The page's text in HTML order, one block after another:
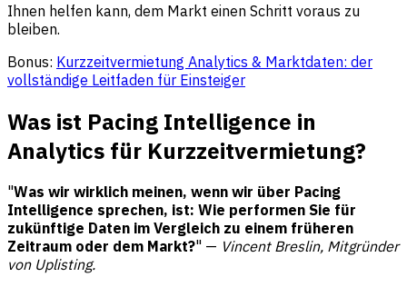
Ihnen helfen kann, dem Markt einen Schritt voraus zu
bleiben.
Bonus: Kurzzeitvermietung Analytics & Marktdaten: der
vollständige Leitfaden für Einsteiger
Was ist Pacing Intelligence in
Analytics für Kurzzeitvermietung?
"Was wir wirklich meinen, wenn wir über Pacing
Intelligence sprechen, ist: Wie performen Sie für
zukünftige Daten im Vergleich zu einem früheren
Zeitraum oder dem Markt?" — Vincent Breslin, Mitgründer
von Uplisting.